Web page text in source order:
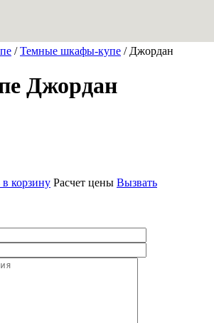
/Темные шкафы-купе / Джордан
Джордан
корзину Расчет цены Вызвать